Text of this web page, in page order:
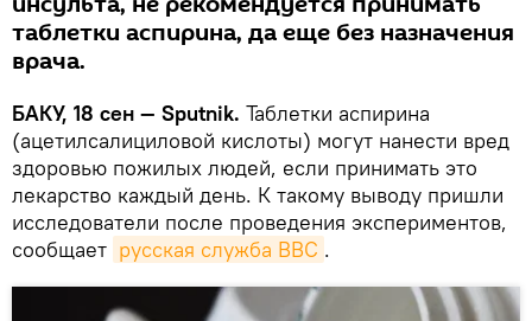
таблетки аспирина, да еще без назначения
врача.
БАКУ, 18 сен — Sputnik. Таблетки аспирина
(ацетилсалициловой кислоты) могут нанести вред
здоровью пожилых людей, если принимать это
лекарство каждый день. К такому выводу пришли
исследователи после проведения экспериментов,
сообщает русская служба ВВС .